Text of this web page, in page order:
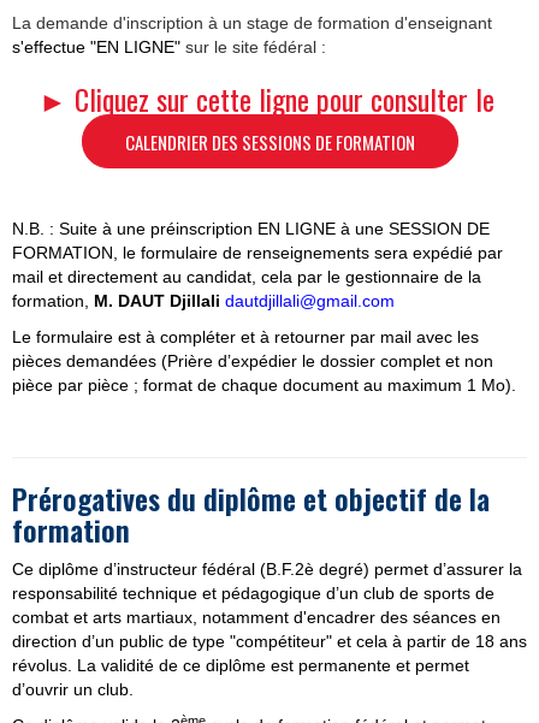
La demande d'inscription à un stage de formation d'enseignant
s'effectue "EN LIGNE" sur le site fédéral :
► Cliquez sur cette ligne pour consulter le
CALENDRIER DES SESSIONS DE FORMATION
N.B. : Suite à une préinscription EN LIGNE à une SESSION DE
FORMATION, le formulaire de renseignements sera expédié par
mail et directement au candidat, cela par le gestionnaire de la
formation, M. DAUT Djillali dautdjillali@gmail.com
Le formulaire est à compléter et à retourner par mail avec les
pièces demandées (Prière d’expédier le dossier complet et non
pièce par pièce ; format de chaque document au maximum 1 Mo).
Prérogatives du diplôme et objectif de la
formation
Ce diplôme d’instructeur fédéral (B.F.2è degré) permet d’assurer la
responsabilité technique et pédagogique d’un club de sports de
combat et arts martiaux, notamment d'encadrer des séances en
direction d’un public de type "compétiteur" et cela à partir de 18 ans
révolus. La validité de ce diplôme est permanente et permet
d’ouvrir un club.